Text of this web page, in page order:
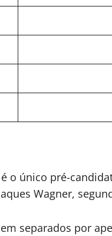
o único pré-
Wagner,
separados por